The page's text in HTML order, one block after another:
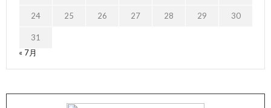
24 25 26 27 28 29 30
31
« 7月